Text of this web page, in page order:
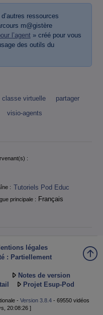
ressources
m@gistère
l’agent» créé pour vous
des outils du
classe virtuelle
partager
visio-agents
:
: Tutoriels Pod Educ
principale : Français
légales
: Partiellement
Notes de version
Projet Esup-Pod
- Version 3.8.4- 69550 vidéos
20:08:26 ]